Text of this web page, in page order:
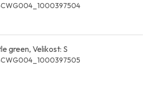
green, Velikost: S